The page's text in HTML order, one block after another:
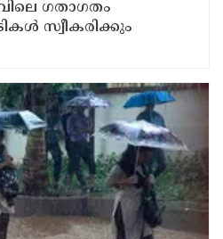
ഗതാഗതം
സ്വീകരിക്കും